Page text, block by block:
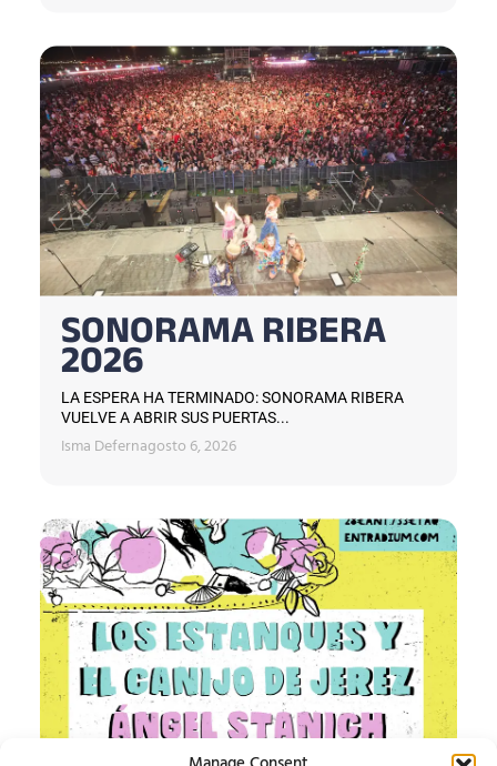
SONORAMA RIBERA
2026
LA ESPERA HA TERMINADO: SONORAMA RIBERA
VUELVE A ABRIR SUS PUERTAS...
Isma Defernagosto 6, 2026